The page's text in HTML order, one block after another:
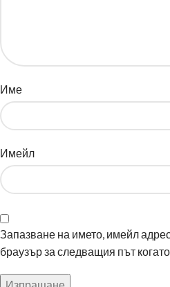
Име
Имейл
Запазване на името, имейл
браузър за следващия път